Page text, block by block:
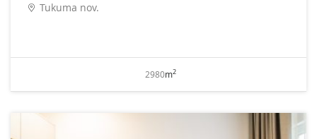
Tukuma nov.
2980m2